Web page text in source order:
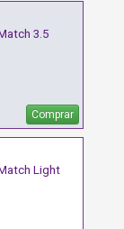
3.5
Comprar
Light